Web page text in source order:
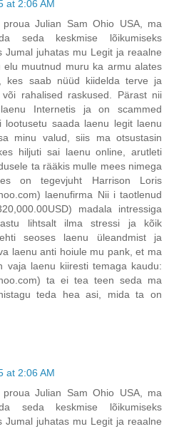
at 2:06 AM
Julian Sam Ohio USA, ma
seda keskmise lõikumiseks
Jumal juhatas mu Legit ja reaalne
muutnud muru ka armu alates
kes saab nüüd kiidelda terve ja
rahalised raskused. Pärast nii
Internetis ja on scammed
saada laenu legit laenu
minu valud, siis ma otsustasin
hiljuti sai laenu online, arutleti
ta rääkis mulle mees nimega
on tegevjuht Harrison Loris
laenufirma Nii i taotlenud
madala intressiga
lihtsalt ilma stressi ja kõik
seoses laenu üleandmist ja
laenu anti hoiule mu pank, et ma
vaja laenu kiiresti temaga kaudu:
ta ei tea teen seda ma
teda hea asi, mida ta on
at 2:06 AM
Julian Sam Ohio USA, ma
seda keskmise lõikumiseks
Jumal juhatas mu Legit ja reaalne